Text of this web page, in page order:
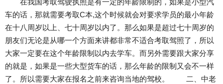
在我国考取驾驶执照是有一定的年龄限制的，如果是小型汽
车的话，那就需要考取C本,这个时候就会对要求学员的最小年龄
在十八周岁以上、七十周岁以内了。那么如果是超过七十周岁的
朋友们无论是从哪一个方面来讲都非常不适合考取驾照了，所以
大家一定要在这个年龄限制以内去学车。而另外需要跟大家分享
的就是，如果是一些大型货车的话，那么年龄的限制又会不一样
了。所以需要大家在报名之前来咨询当地的驾校。 二、中老